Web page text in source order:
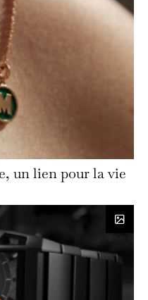
un lien pour la vie